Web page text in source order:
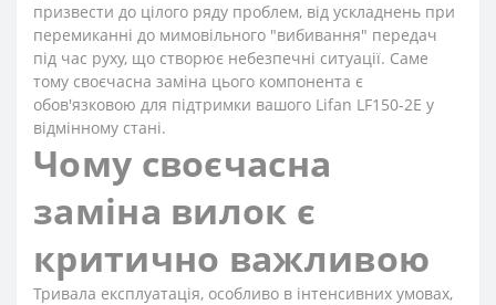
призвести до цілого ряду проблем, від ускладнень при
перемиканні до мимовільного "вибивання" передач
під час руху, що створює небезпечні ситуації. Саме
тому своєчасна заміна цього компонента є
обов'язковою для підтримки вашого Lifan LF150-2E у
відмінному стані.
Чому своєчасна
заміна вилок є
критично важливою
Тривала експлуатація, особливо в інтенсивних умовах,